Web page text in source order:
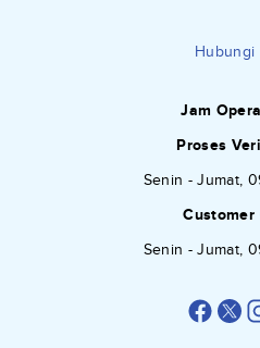
Hubungi
Jam
Proses
Senin - Jumat,
Customer
Senin - Jumat,